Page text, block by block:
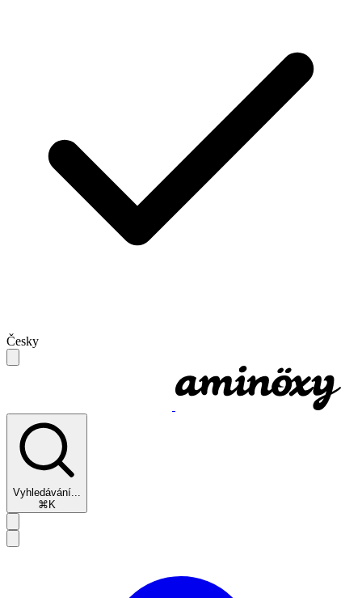
Česky
Vyhledávání...
⌘K